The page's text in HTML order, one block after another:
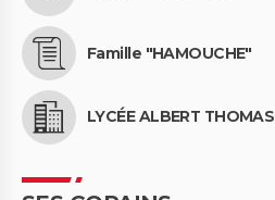
Famille "HAMOUCHE"
LYCÉE ALBERT THOMAS